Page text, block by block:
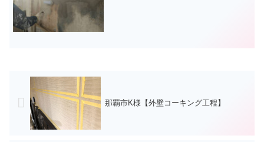
那覇市K様【外壁コーキング工程】